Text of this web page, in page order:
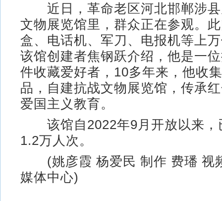
近日，革命老区河北邯郸涉县
文物展览馆里，群众正在参观。
盒、电话机、军刀、电报机等上
该馆创建者焦钢跃介绍，他是一
件收藏爱好者，10多年来，他收
品，自建抗战文物展览馆，传承
爱国主义教育。
该馆自2022年9月开放以来，
1.2万人次。
(姚彦霞 杨爱民 制作 费璠 视
媒体中心)